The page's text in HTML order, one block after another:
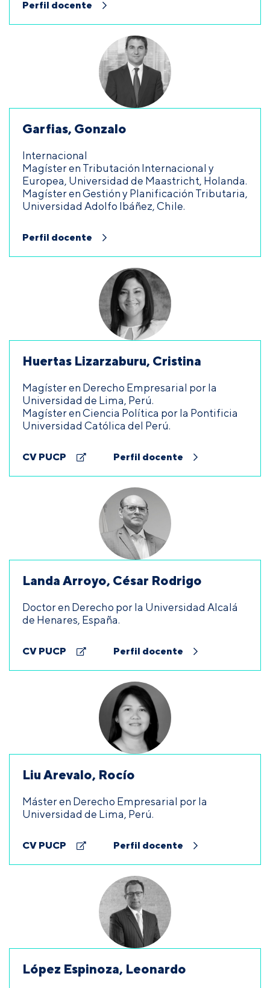
Perfil docente
Garfias, Gonzalo
Internacional
Magíster en Tributación Internacional y
Europea, Universidad de Maastricht, Holanda.
Magíster en Gestión y Planificación Tributaria,
Universidad Adolfo Ibáñez, Chile.
Perfil docente
Huertas Lizarzaburu, Cristina
Magíster en Derecho Empresarial por la
Universidad de Lima, Perú.
Magíster en Ciencia Política por la Pontificia
Universidad Católica del Perú.
CV PUCP Perfil docente
Landa Arroyo, César Rodrigo
Doctor en Derecho por la Universidad Alcalá
de Henares, España.
CV PUCP Perfil docente
Liu Arevalo, Rocío
Máster en Derecho Empresarial por la
Universidad de Lima, Perú.
CV PUCP Perfil docente
López Espinoza, Leonardo